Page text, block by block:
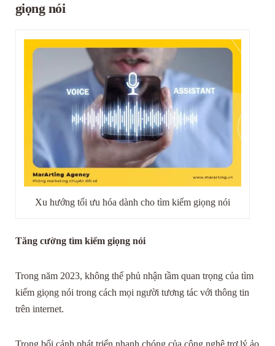
giọng nói
Xu hướng tối ưu hóa dành cho tìm kiếm giọng nói
Tăng cường tìm kiếm giọng nói
Trong năm 2023, không thể phủ nhận tầm quan trọng của tìm
kiếm giọng nói trong cách mọi người tương tác với thông tin
trên internet.